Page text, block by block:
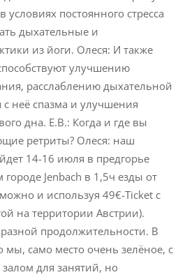
условиях постоянного стресса
дыхательные и
из йоги. Олеся: И также
улучшению
расслаблению дыхательной
неё спазма и улучшения
дна. Е.В.: Когда и где вы
ретриты? Олеся: наш
14-16 июля в предгорье
Jenbach в 1,5ч езды от
и используя 49€-Ticket с
на территории Австрии).
продолжительности. В
мы, само место очень зелёное, с
для занятий, но